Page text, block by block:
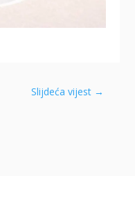
Slijdeća vijest →